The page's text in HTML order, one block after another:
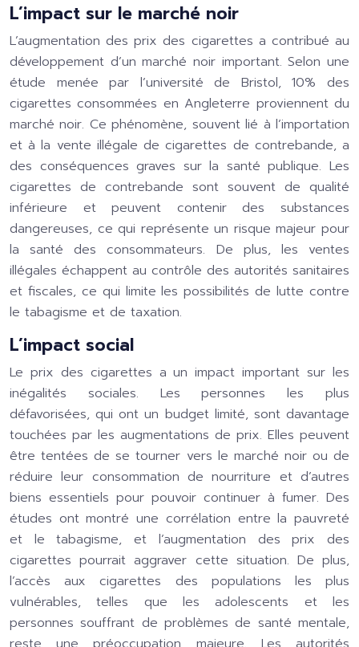
L’impact sur le marché noir
L’augmentation des prix des cigarettes a contribué au
développement d’un marché noir important. Selon une
étude menée par l’université de Bristol, 10% des
cigarettes consommées en Angleterre proviennent du
marché noir. Ce phénomène, souvent lié à l’importation
et à la vente illégale de cigarettes de contrebande, a
des conséquences graves sur la santé publique. Les
cigarettes de contrebande sont souvent de qualité
inférieure et peuvent contenir des substances
dangereuses, ce qui représente un risque majeur pour
la santé des consommateurs. De plus, les ventes
illégales échappent au contrôle des autorités sanitaires
et fiscales, ce qui limite les possibilités de lutte contre
le tabagisme et de taxation.
L’impact social
Le prix des cigarettes a un impact important sur les
inégalités sociales. Les personnes les plus
défavorisées, qui ont un budget limité, sont davantage
touchées par les augmentations de prix. Elles peuvent
être tentées de se tourner vers le marché noir ou de
réduire leur consommation de nourriture et d’autres
biens essentiels pour pouvoir continuer à fumer. Des
études ont montré une corrélation entre la pauvreté
et le tabagisme, et l’augmentation des prix des
cigarettes pourrait aggraver cette situation. De plus,
l’accès aux cigarettes des populations les plus
vulnérables, telles que les adolescents et les
personnes souffrant de problèmes de santé mentale,